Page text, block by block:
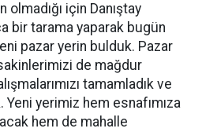
için Danıştay
bir tarama yaparak bugün
yeni pazar yerin bulduk. Pazar
de mağdur
tamamladık ve
Yeni yerimiz hem esnafımıza
hem de mahalle